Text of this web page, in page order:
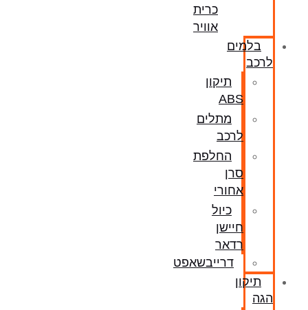
כרית
אוויר
בלמים
לרכב
תיקון
ABS
מתלים
לרכב
החלפת
סרן
אחורי
כיול
חיישן
רדאר
דרייבשאפט
תיקון
הגה